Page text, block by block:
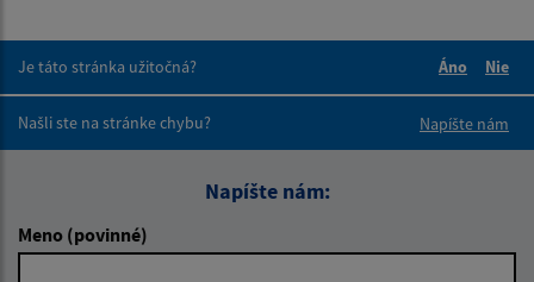
Je táto stránka užitočná?
Áno
Nie
Našli ste na stránke chybu?
Napíšte nám
Napíšte nám:
Meno (povinné)